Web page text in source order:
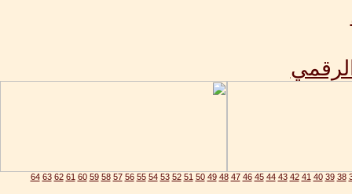
38
39
40
41
42
43
44
45
46
47
48
49
50
51
52
53
54
55
56
57
58
59
60
61
62
63
64